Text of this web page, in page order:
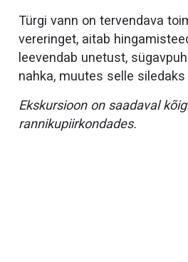
Türgi vann on tervendava
vereringet, aitab
leevendab unetust,
nahka, muutes selle
Ekskursioon on saadaval
rannikupiirkondades.